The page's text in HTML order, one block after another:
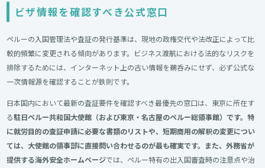
ビザ情報を確認すべき公式窓口
ペルーの入国管理法や査証の発行基準は、現地の政権交代や法改正によって比
較的頻繁に変更される傾向があります。ビジネス渡航における法的なリスクを
排除するためには、インターネット上の古い情報を鵜呑みにせず、必ず公式な
一次情報源を確認することが鉄則です。
日本国内において最新の査証要件を確認すべき最優先の窓口は、東京に所在す
る駐日ペルー共和国大使館（および東京・名古屋のペルー総領事館）です。特
に就労目的の査証申請に必要な書類のリストや、短期商用の解釈の変更につい
ては、大使館の領事部に直接問い合わせるのが最も確実です。また、外務省が
提供する海外安全ホームページでは、ペルー特有の出入国審査時の注意点や治